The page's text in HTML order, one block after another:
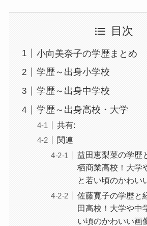
目次
小向美奈子の学歴まとめ
学歴～出身小学校
学歴～出身中学校
学歴～出身高校・大学
共有:
関連
益田恵梨菜の学歴
栖商業高校！大学
と若い頃のかわい
佐藤寛子の学歴と
田高校！大学や中
い頃のかわいい画